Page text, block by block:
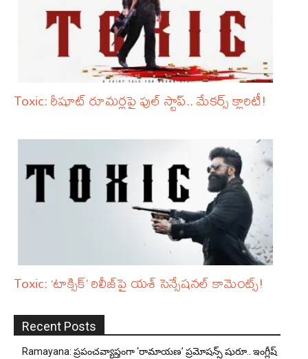
Toxic: రీషూట్ రూమర్లపై ఫుల్ స్టాప్.. మేకర్స్ క్లారిటీ!
Toxic: ‘టాక్సిక్‌’ రిలీజ్‌పై యశ్‌ సెన్సేషనల్ కామెంట్స్!
Recent Posts
Ramayana: ప్రపంచవ్యాప్తంగా ‘రామాయణ’ ప్రమోషన్స్ షురూ.. ఇంగ్లీష్